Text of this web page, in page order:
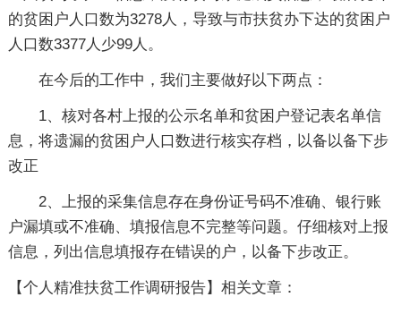
的贫困户人口数为3278人，导致与市扶贫办下达的贫困户
人口数3377人少99人。
在今后的工作中，我们主要做好以下两点：
1、核对各村上报的公示名单和贫困户登记表名单信
息，将遗漏的贫困户人口数进行核实存档，以备以备下步
改正
2、上报的采集信息存在身份证号码不准确、银行账
户漏填或不准确、填报信息不完整等问题。仔细核对上报
信息，列出信息填报存在错误的户，以备下步改正。
【个人精准扶贫工作调研报告】相关文章：